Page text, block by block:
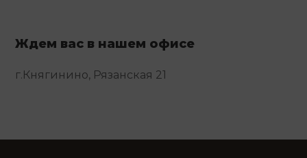
Ждем вас в нашем офисе
г.Княгинино, Рязанская 21